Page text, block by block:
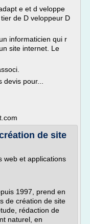
e et d veloppe
de D veloppeur D
informaticien qui r
site internet. Le
pour...
de site
web et applications
1997, prend en
de création de site
rédaction de
naturel, en